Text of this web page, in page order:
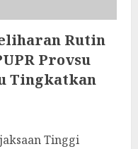
Rutin
Provsu
Tingkatkan
Tinggi